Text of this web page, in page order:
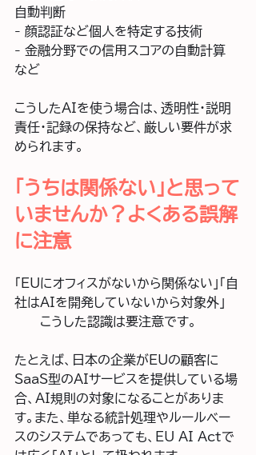
自動判断
- 顔認証など個人を特定する技術
- 金融分野での信用スコアの自動計算
など
こうしたAIを使う場合は、透明性・説明
責任・記録の保持など、厳しい要件が求
められます。
「うちは関係ない」と思って
いませんか？よくある誤解
に注意
「EUにオフィスがないから関係ない」「自
社はAIを開発していないから対象外」
――こうした認識は要注意です。
たとえば、日本の企業がEUの顧客に
SaaS型のAIサービスを提供している場
合、AI規則の対象になることがありま
す。また、単なる統計処理やルールベー
スのシステムであっても、
EU AI Actで